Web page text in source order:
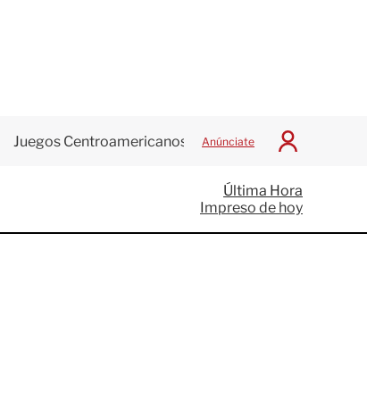
Juegos Centroamericanos Anúnciate
I
c
i
a
Última Hora
Impreso de hoy